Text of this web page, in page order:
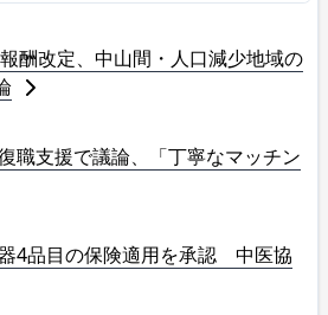
酬改定、中山間・人口減少地域の
職支援で議論、「丁寧なマッチン
器4品目の保険適用を承認 中医協